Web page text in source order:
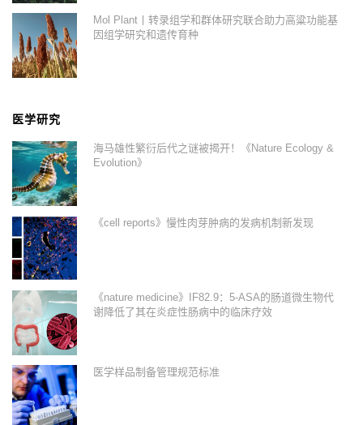
Mol Plant丨转录组学和群体研究联合助力高粱功能基
因组学研究和遗传育种
医学研究
海马雄性繁衍后代之谜被揭开！《Nature Ecology &
Evolution》
《cell reports》慢性肉芽肿病的发病机制新发现
《nature medicine》IF82.9：5-ASA的肠道微生物代
谢降低了其在炎症性肠病中的临床疗效
医学样品制备管理规范标准